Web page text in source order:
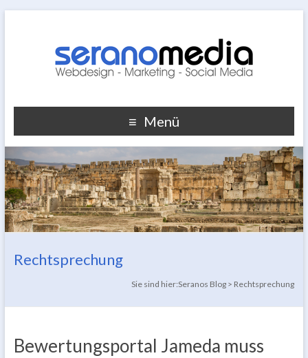
Menü
Rechtsprechung
Sie sind hier:Seranos Blog > Rechtsprechung
Bewertungsportal Jameda muss